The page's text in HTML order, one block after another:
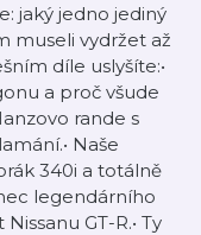
jaký jedno jediný
museli vydržet až
díle uslyšíte:•
a proč všude
rande s
Naše
340i a totálně
legendárního
GT-R.• Ty